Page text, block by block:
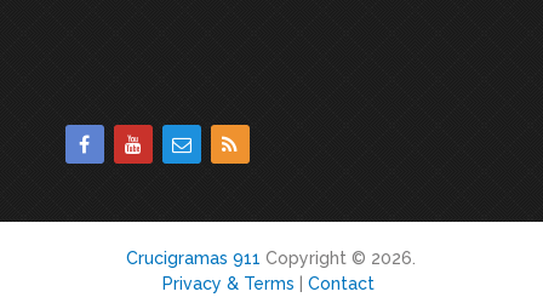
Crucigramas 911 Copyright © 2026.
Privacy & Terms |Contact